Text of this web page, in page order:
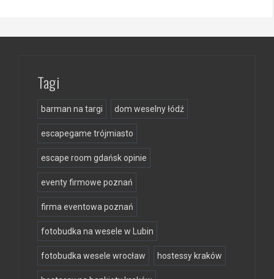
Tagi
barman na targi dom weselny łódź
escapegame trójmiasto
escape room gdańsk opinie
eventy firmowe poznań
firma eventowa poznań
fotobudka na wesele w Lubin
fotobudka wesele wrocław hostessy kraków